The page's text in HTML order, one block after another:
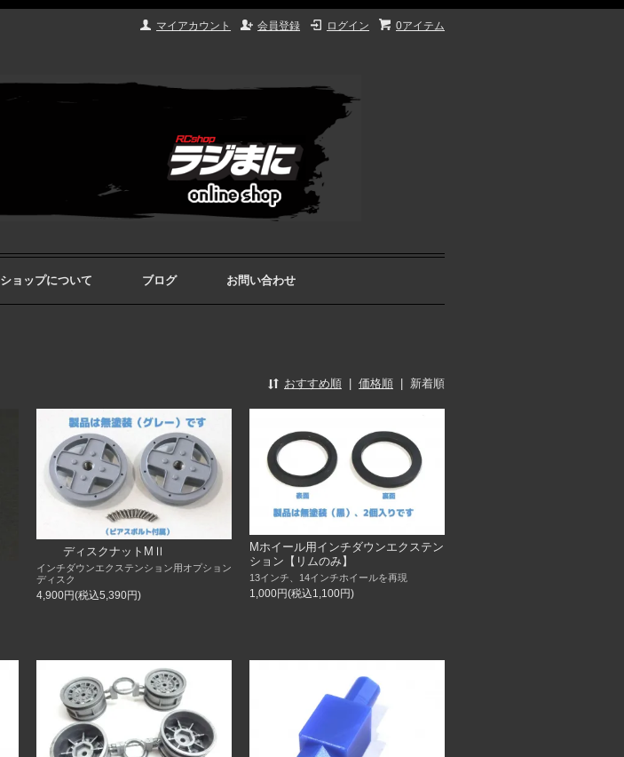
0アイテム
ログイン
会員登録
マイアカウント
ショップについて ブログ お問い合わせ
おすすめ順 価格順 新着順
ディスクナットMⅡ
インチダウンエクステンション用オプション
ディスク
4,900円(税込5,390円)
Mホイール用インチダウンエクステン
ション【リムのみ】
13インチ、14インチホイールを再現
1,000円(税込1,100円)